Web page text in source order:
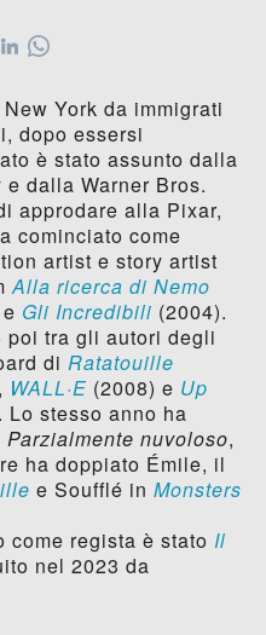
York da immigrati
dopo essersi
è stato assunto dalla
e dalla Warner Bros.
approdare alla Pixar,
cominciato come
artist e story artist
Alla ricerca di Nemo
Gli Incredibili (2004).
poi tra gli autori degli
di Ratatouille
WALL·E(2008) e Up
Lo stesso anno ha
Parzialmente nuvoloso,
ha doppiato Émile, il
e Soufflé in Monsters
come regista è stato Il
nel 2023 da